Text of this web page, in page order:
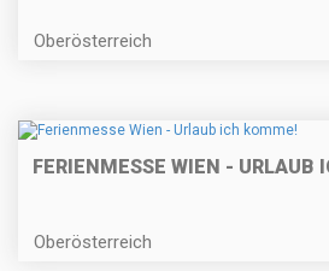
Oberösterreich
FERIENMESSE WIEN - URLAUB
Oberösterreich